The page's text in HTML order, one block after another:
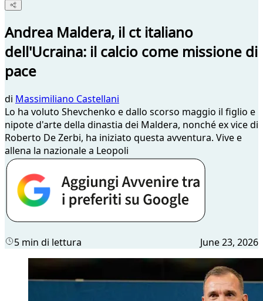
Andrea Maldera, il ct italiano
dell'Ucraina: il calcio come missione di
pace
di Massimiliano Castellani
Lo ha voluto Shevchenko e dallo scorso maggio il figlio e
nipote d'arte della dinastia dei Maldera, nonché ex vice di
Roberto De Zerbi, ha iniziato questa avventura. Vive e
allena la nazionale a Leopoli
5 min di lettura June 23, 2026